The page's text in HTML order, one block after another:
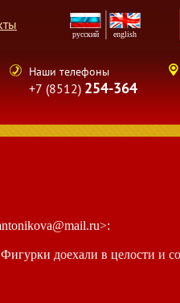
русский еnglish
Наши телефоны
+7 (8512) 254-364
доехали в целости и